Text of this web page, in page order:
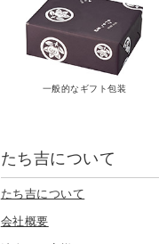
一般的なギフト包装
たち吉について
たち吉について
会社概要